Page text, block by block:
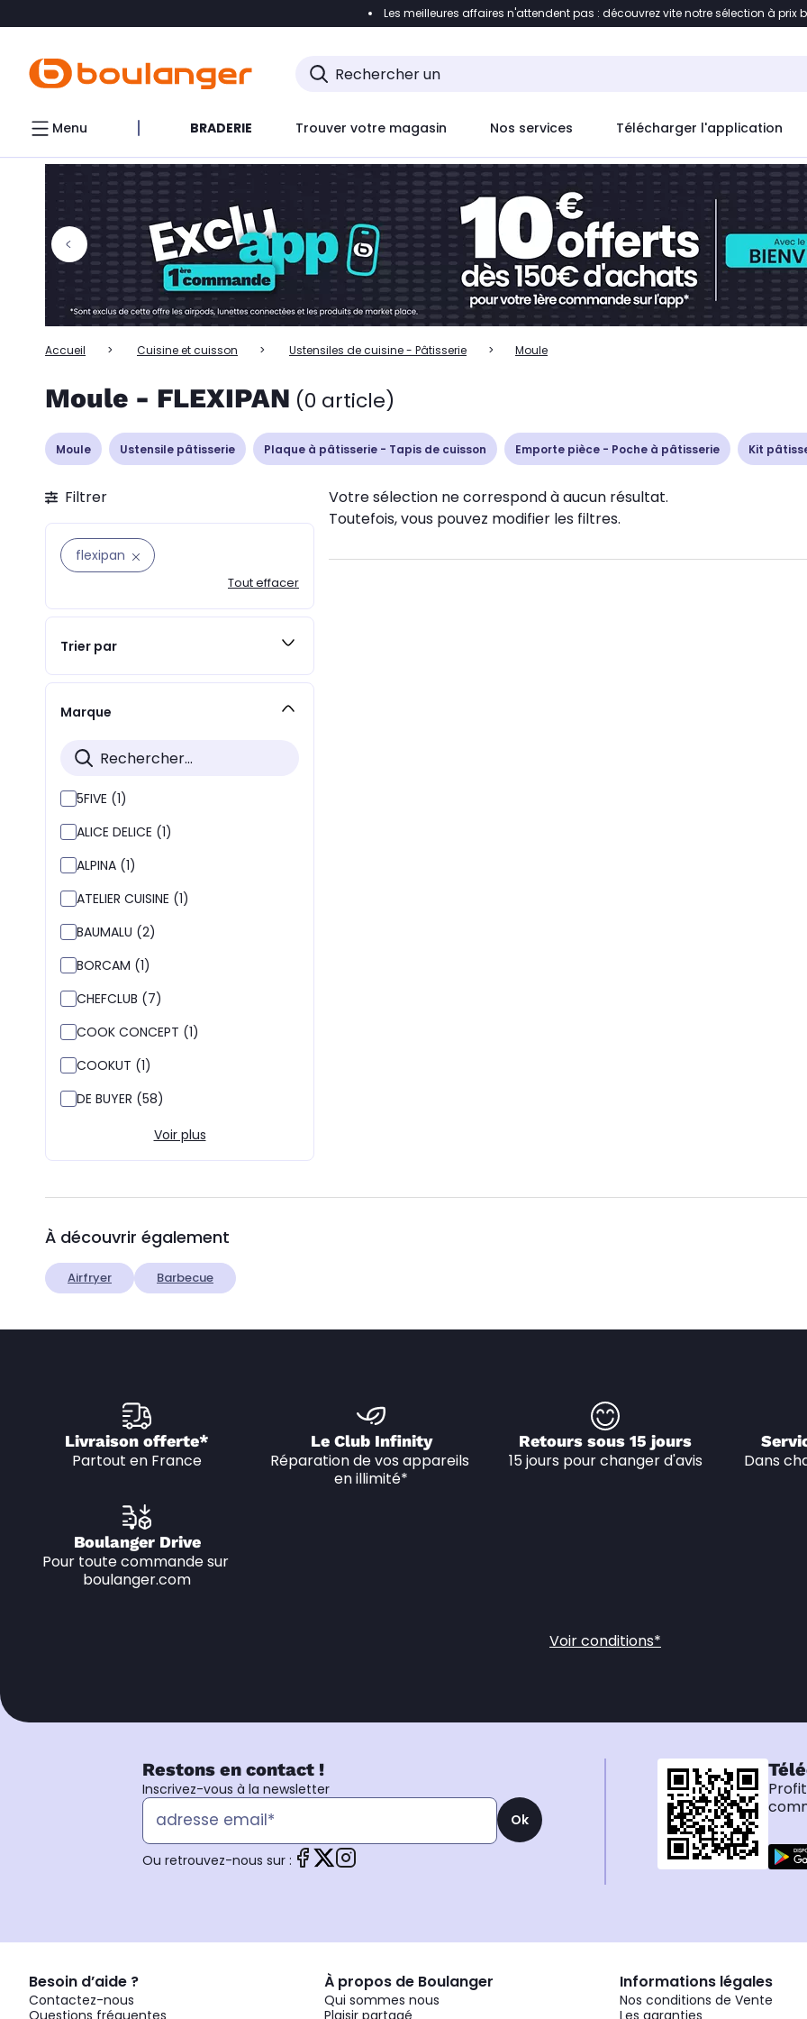
Accéder directement à la liste des produits Accéder directement au
Accéder directement au chatbot
Les meilleures affaires n'attendent pas : découvrez vite notre sélection à prix
Menu BRADERIE Trouver votre magasin Nos services Télécharger l'application
Accueil Cuisine et cuisson Ustensiles de cuisine - Pâtisserie Moule
Moule - FLEXIPAN (0 article)
Moule Ustensile pâtisserie Plaque à pâtisserie - Tapis de cuisson Emporte pièce - Poche à pâtisserie Kit
Filtrer
flexipan
Tout effacer
Trier par
Marque
5FIVE (1)
ALICE DELICE (1)
ALPINA (1)
ATELIER CUISINE (1)
BAUMALU (2)
BORCAM (1)
CHEFCLUB (7)
COOK CONCEPT (1)
COOKUT (1)
DE BUYER (58)
Voir plus
Votre sélection ne correspond à aucun résultat.
Toutefois, vous pouvez modifier les filtres.
À découvrir également
Airfryer Barbecue
Livraison offerte*
Partout en France
Le Club Infinity
Réparation de vos appareils
en illimité*
Retours sous 15 jours
15 jours pour changer d'avis
Dans
Boulanger Drive
Pour toute commande sur
boulanger.com
Voir conditions*
Restons en contact !
Inscrivez-vous à la newsletter
Ok
Ou retrouvez-nous sur :
Besoin d’aide ?
Contactez-nous
Questions fréquentes
À propos de Boulanger
Qui sommes nous
Plaisir partagé
Informations légales
Nos conditions de Vente
Les garanties